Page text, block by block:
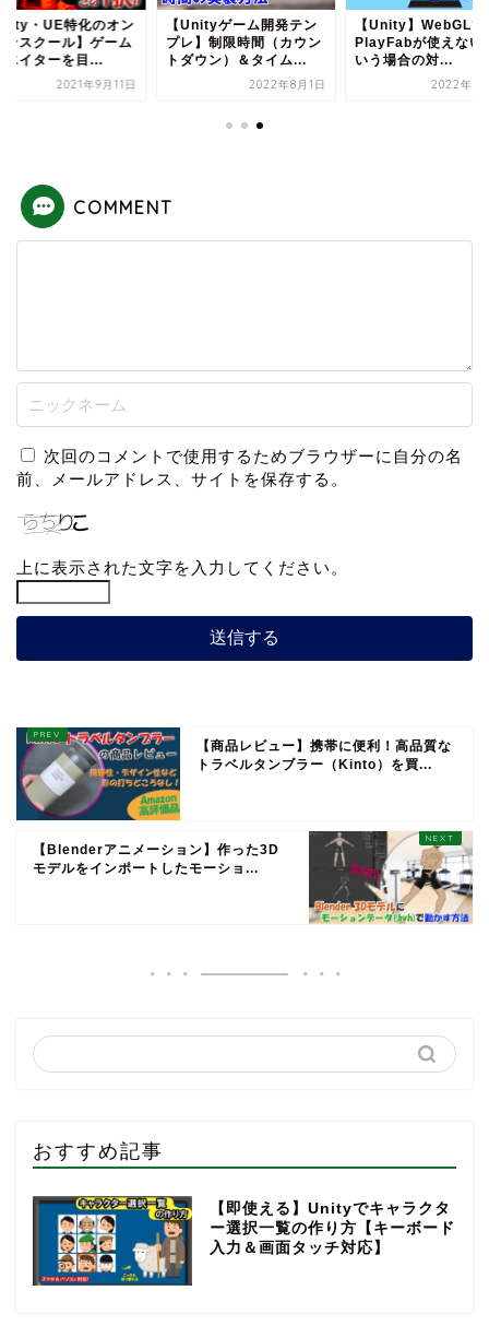
・UE特化のオン
ンスクール】ゲーム
エイターを目...
2021年9月11日
【Unityゲーム開発テン
プレ】制限時間（カウン
トダウン）＆タイム...
2022年8月1日
【Unity】WebGLで
PlayFabが使えない
いう場合の対...
2022年8
COMMENT
次回のコメントで使用するためブラウザーに自分の名
前、メールアドレス、サイトを保存する。
上に表示された文字を入力してください。
【商品レビュー】携帯に便利！高品質な
トラベルタンブラー（Kinto）を買...
【Blenderアニメーション】作った3D
モデルをインポートしたモーショ...
おすすめ記事
【即使える】Unityでキャラクタ
ー選択一覧の作り方【キーボード
入力＆画面タッチ対応】